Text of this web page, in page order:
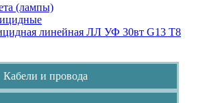
(лампы)
линейная ЛЛ УФ 30вт G13 Т8
Кабели и провода